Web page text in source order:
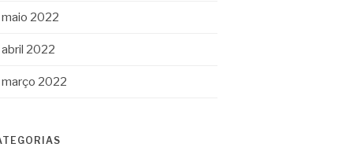
maio 2022
abril 2022
março 2022